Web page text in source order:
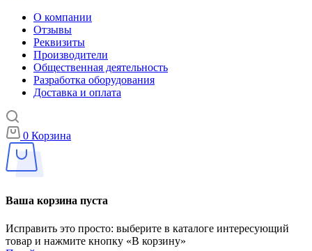
О компании
Отзывы
Реквизиты
Производители
Общественная деятельность
Разработка оборудования
Доставка и оплата
0 Корзина
Ваша корзина пуста
Исправить это просто: выберите в каталоге интересующий
товар и нажмите кнопку «В корзину»